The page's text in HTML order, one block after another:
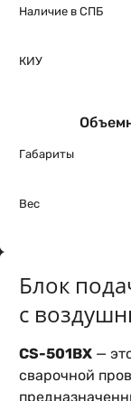
Наличие в СПБ
КИУ
Габариты
Вес
Блок
с
CS-501BX —
сварочной